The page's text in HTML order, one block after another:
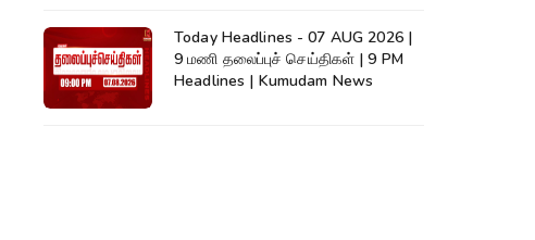
Today Headlines - 07 AUG 2026 |
9 மணி தலைப்புச் செய்திகள் | 9 PM
Headlines | Kumudam News